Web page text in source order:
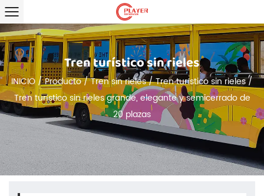
Tren turístico sin rieles
INICIO /Producto/Tren sin rieles/Tren turístico sin rieles/
Tren turístico sin rieles grande, elegante y semicerrado de
20 plazas